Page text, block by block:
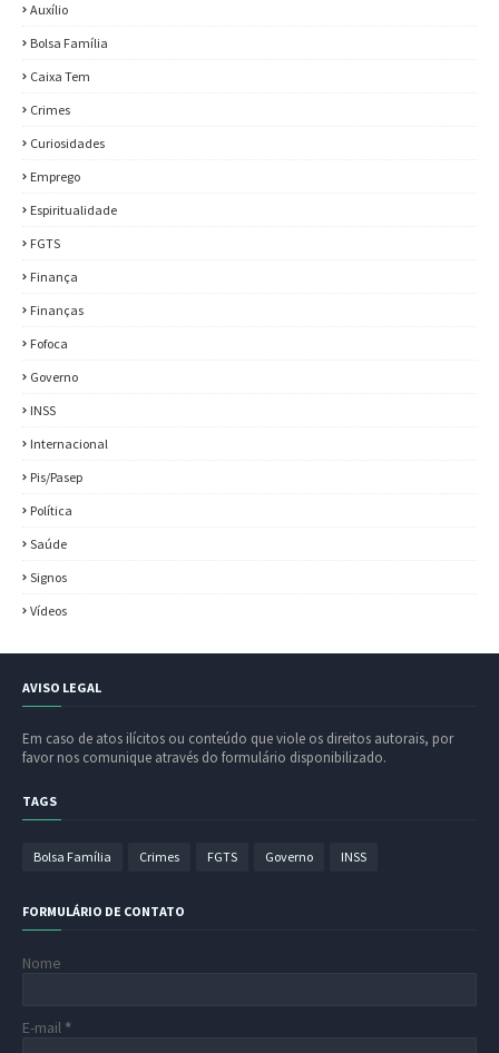
Auxílio
Bolsa Família
Caixa Tem
Crimes
Curiosidades
Emprego
Espiritualidade
FGTS
Finança
Finanças
Fofoca
Governo
INSS
Internacional
Pis/Pasep
Política
Saúde
Signos
Vídeos
AVISO LEGAL
Em caso de atos ilícitos ou conteúdo que viole os direitos autorais, por
favor nos comunique através do formulário disponibilizado.
TAGS
Bolsa Família Crimes FGTS Governo INSS
FORMULÁRIO DE CONTATO
Nome
E-mail *